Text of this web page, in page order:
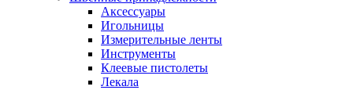
Аксессуары
Игольницы
Измерительные ленты
Инструменты
Клеевые пистолеты
Лекала